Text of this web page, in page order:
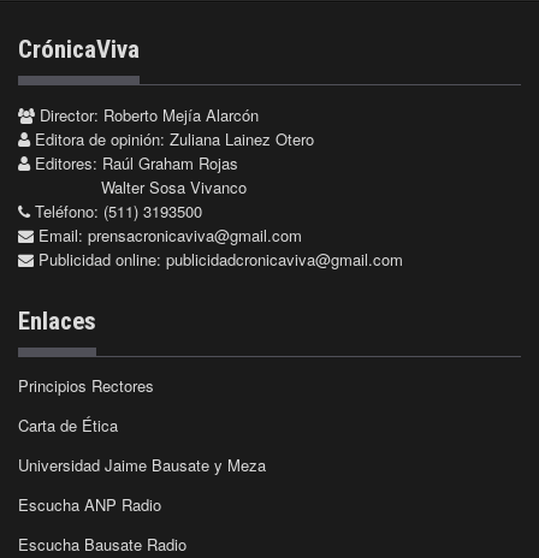
CrónicaViva
Director: Roberto Mejía Alarcón
Editora de opinión: Zuliana Lainez Otero
Editores: Raúl Graham Rojas
Walter Sosa Vivanco
Teléfono: (511) 3193500
Email: prensacronicaviva@gmail.com
Publicidad online: publicidadcronicaviva@gmail.com
Enlaces
Principios Rectores
Carta de Ética
Universidad Jaime Bausate y Meza
Escucha ANP Radio
Escucha Bausate Radio